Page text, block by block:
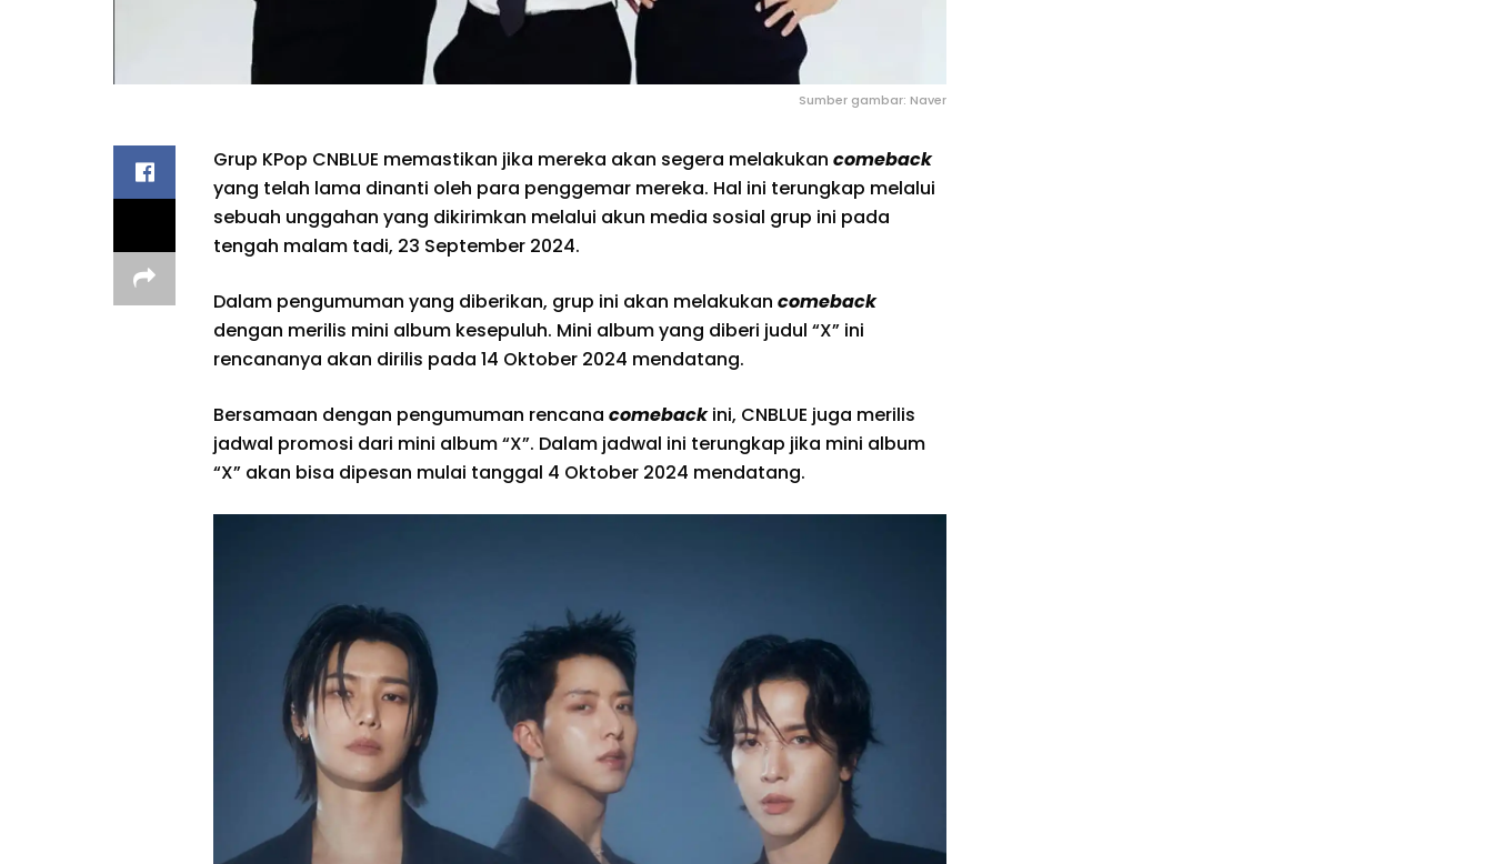
Sumber gambar: Naver
Grup KPop CNBLUE memastikan jika mereka akan segera melakukan comeback
yang telah lama dinanti oleh para penggemar mereka. Hal ini terungkap melalui
sebuah unggahan yang dikirimkan melalui akun media sosial grup ini pada
tengah malam tadi, 23 September 2024.
Dalam pengumuman yang diberikan, grup ini akan melakukan comeback
dengan merilis mini album kesepuluh. Mini album yang diberi judul “X” ini
rencananya akan dirilis pada 14 Oktober 2024 mendatang.
Bersamaan dengan pengumuman rencana comebackini, CNBLUE juga merilis
jadwal promosi dari mini album “X”. Dalam jadwal ini terungkap jika mini album
“X” akan bisa dipesan mulai tanggal 4 Oktober 2024 mendatang.